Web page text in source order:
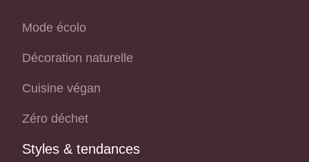
Mode écolo
Décoration naturelle
Cuisine végan
Zéro déchet
Styles & tendances